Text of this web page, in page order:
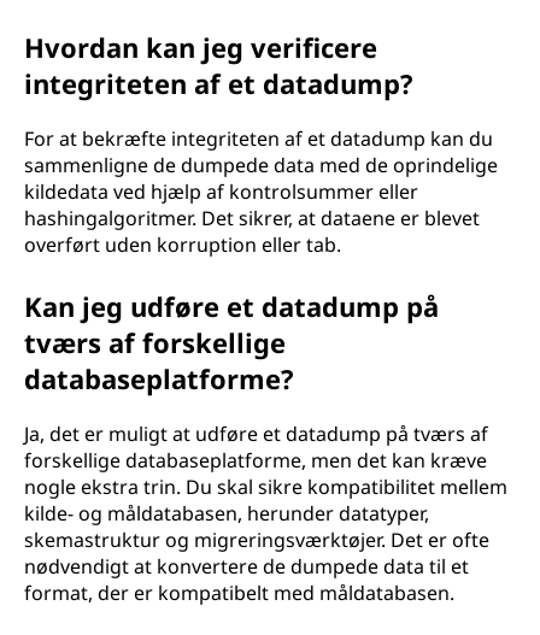
Hvordan kan jeg verificere
integriteten af et datadump?
For at bekræfte integriteten af et datadump kan du
sammenligne de dumpede data med de oprindelige
kildedata ved hjælp af kontrolsummer eller
hashingalgoritmer. Det sikrer, at dataene er blevet
overført uden korruption eller tab.
Kan jeg udføre et datadump på
tværs af forskellige
databaseplatforme?
Ja, det er muligt at udføre et datadump på tværs af
forskellige databaseplatforme, men det kan kræve
nogle ekstra trin. Du skal sikre kompatibilitet mellem
kilde- og måldatabasen, herunder datatyper,
skemastruktur og migreringsværktøjer. Det er ofte
nødvendigt at konvertere de dumpede data til et
format, der er kompatibelt med måldatabasen.